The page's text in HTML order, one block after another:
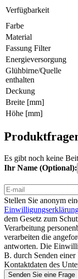
Verfügbarkeit
Farbe
Material
Fassung Filter
Energieversorgung
Glühbirne/Quelle
enthalten
Deckung
Breite [mm]
Höhe [mm]
Es gibt noch keine
Ihr Name (Optional):
Stellen Sie anonym
dem Gesetz zum
Verarbeitung
verarbeiten die
antworten. Die
B. durch Senden
Kontaktdaten des
Senden Sie eine Frage